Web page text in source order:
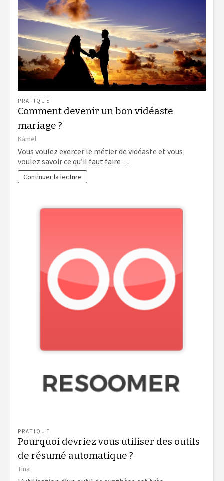
PRATIQUE
Comment devenir un bon vidéaste
mariage ?
Kamel
Vous voulez exercer le métier de vidéaste et vous
voulez savoir ce qu’il faut faire…
Continuer la lecture
PRATIQUE
Pourquoi devriez vous utiliser des outils
de résumé automatique ?
Tina